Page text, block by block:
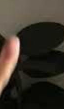
mindestens20
Antrag stellen,
ausländischer
der HTL